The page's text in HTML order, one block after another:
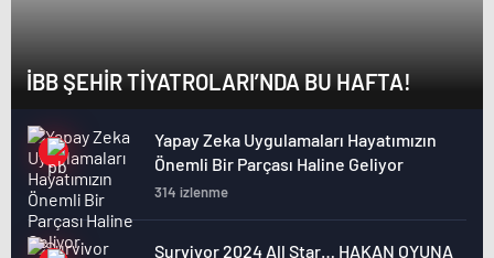
İBB ŞEHİR TİYATROLARI’NDA BU HAFTA!
Yapay Zeka Uygulamaları Hayatımızın
Önemli Bir Parçası Haline Geliyor
314 izlenme
Survivor 2024 All Star… HAKAN OYUNA